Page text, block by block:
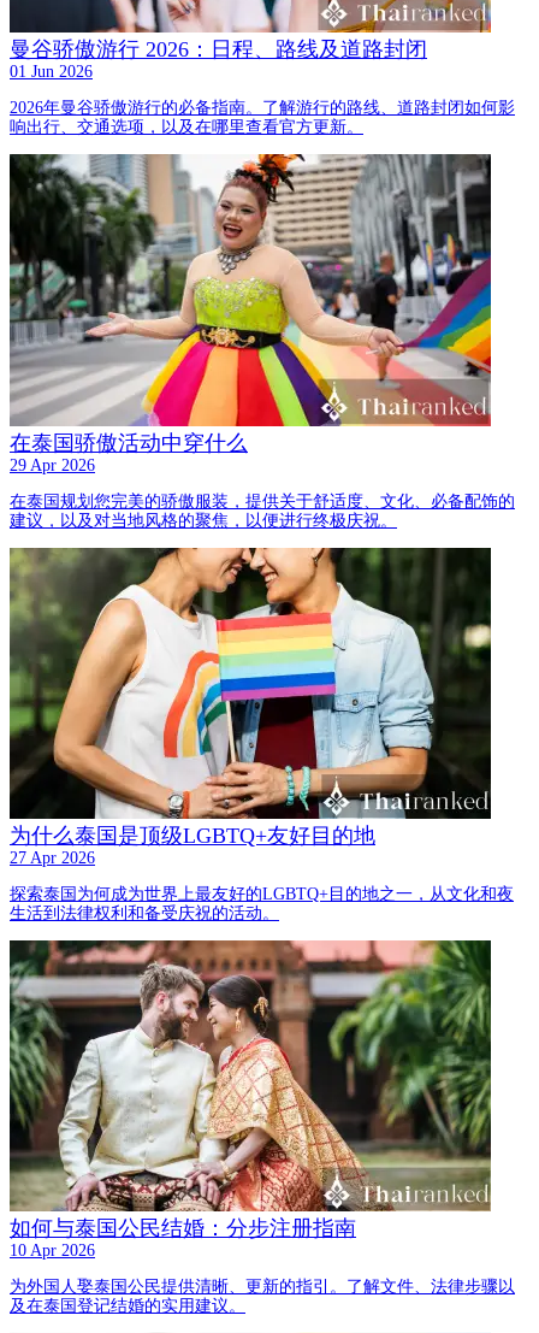
曼谷骄傲游行 2026：日程、路线及道路封闭
01 Jun 2026
2026年曼谷骄傲游行的必备指南。了解游行的路线、道路封闭如何影
响出行、交通选项，以及在哪里查看官方更新。
在泰国骄傲活动中穿什么
29 Apr 2026
在泰国规划您完美的骄傲服装，提供关于舒适度、文化、必备配饰的
建议，以及对当地风格的聚焦，以便进行终极庆祝。
为什么泰国是顶级LGBTQ+友好目的地
27 Apr 2026
探索泰国为何成为世界上最友好的LGBTQ+目的地之一，从文化和夜
生活到法律权利和备受庆祝的活动。
如何与泰国公民结婚：分步注册指南
10 Apr 2026
为外国人娶泰国公民提供清晰、更新的指引。了解文件、法律步骤以
及在泰国登记结婚的实用建议。